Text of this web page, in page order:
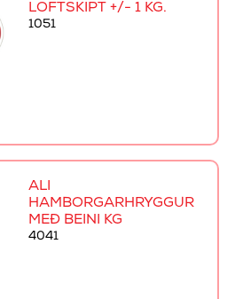
LOFTSKIPT +/- 1 KG.
1051
ALI
HAMBORGARHRYGGUR
MEÐ BEINI KG
4041